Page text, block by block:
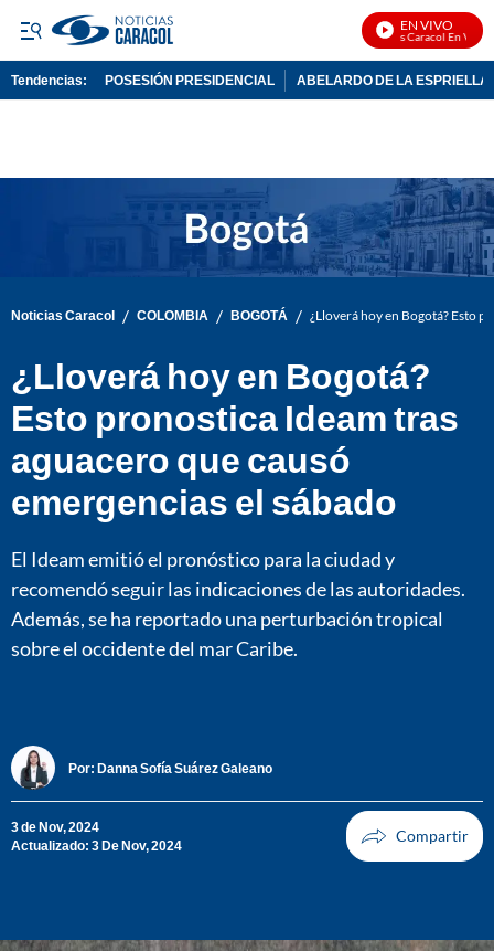
EN VIVO
Noticias Caracol En Vivo
Tendencias: POSESIÓN PRESIDENCIAL ABELARDO DE LA ESPRIELLA
Noticias Caracol / COLOMBIA / BOGOTÁ / ¿Lloverá hoy en Bogotá? Esto
¿Lloverá hoy en Bogotá?
Esto pronostica Ideam tras
aguacero que causó
emergencias el sábado
El Ideam emitió el pronóstico para la ciudad y
recomendó seguir las indicaciones de las autoridades.
Además, se ha reportado una perturbación tropical
sobre el occidente del mar Caribe.
Por: Danna Sofía Suárez Galeano
3 de Nov, 2024
Actualizado: 3 De Nov, 2024